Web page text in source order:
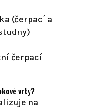
(čerpací a
čerpací
vrty?
na